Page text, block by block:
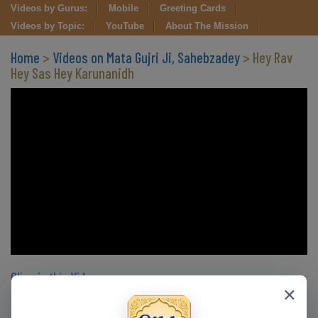
Videos by Gurus: Mobile
Greeting Cards
Videos by Topic:
YouTube About The Mission
Home > Videos on Mata Gujri Ji, Sahebzadey > Hey Rav
Hey Sas Hey Karunanidh
Clips in this Video
CLIP 13
×